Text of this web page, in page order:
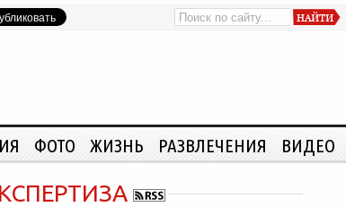
ФОТО ЖИЗНЬ РАЗВЛЕЧЕНИЯ ВИДЕО